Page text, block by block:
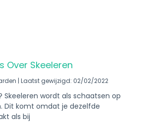
Over Skeeleren
Laatst gewijzigd: 02/02/2022
Skeeleren wordt als schaatsen op
Dit komt omdat je dezelfde
als bij